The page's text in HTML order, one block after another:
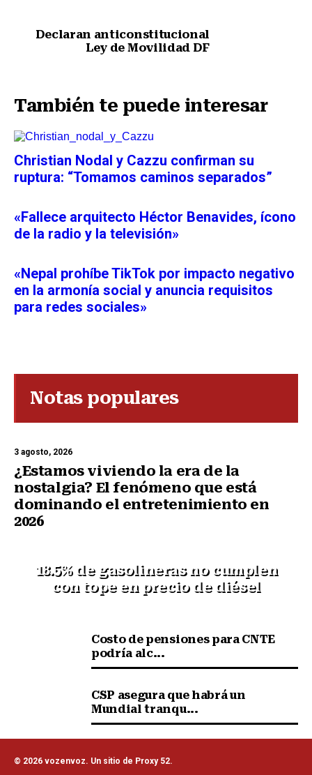
Declaran anticonstitucional
Ley de Movilidad DF
También te puede interesar
Christian Nodal y Cazzu confirman su
ruptura: “Tomamos caminos separados”
«Fallece arquitecto Héctor Benavides, ícono
de la radio y la televisión»
«Nepal prohíbe TikTok por impacto negativo
en la armonía social y anuncia requisitos
para redes sociales»
Notas populares
3 agosto, 2026
¿Estamos viviendo la era de la
nostalgia? El fenómeno que está
dominando el entretenimiento en
2026
18.5% de gasolineras no cumplen
con tope en precio de diésel
Costo de pensiones para CNTE
podría alc...
CSP asegura que habrá un
Mundial tranqu...
© 2026 vozenvoz. Un sitio de Proxy 52.